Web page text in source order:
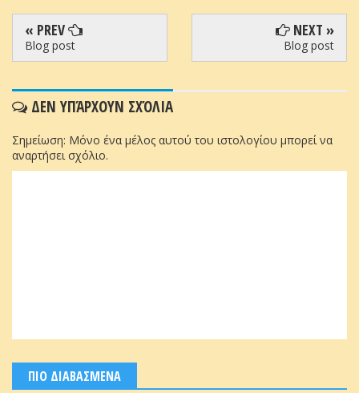
« PREV
Blog post
NEXT »
Blog post
ΔΕΝ ΥΠΆΡΧΟΥΝ ΣΧΌΛΙΑ
Σημείωση: Μόνο ένα μέλος αυτού του ιστολογίου μπορεί να
αναρτήσει σχόλιο.
ΠΙΟ ΔΙΑΒΑΣΜΕΝΑ